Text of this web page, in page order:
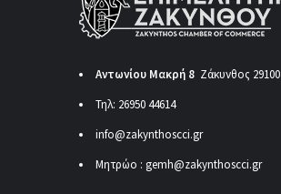
Αντωνίου Μακρή 8 Ζάκυνθος 29100
Τηλ: 26950 44614
info@zakynthoscci.gr
Μητρώο : gemh@zakynthoscci.gr